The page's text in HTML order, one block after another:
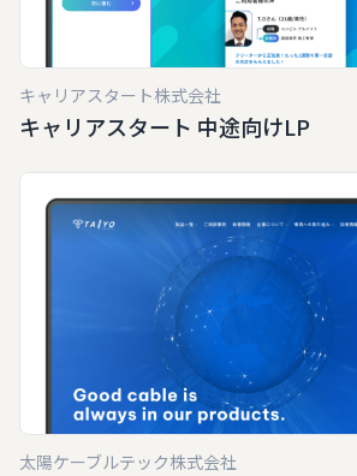
キャリアスタート 中途向けLP
キャリアスタート株式会社
太陽ケーブルテック株式会社